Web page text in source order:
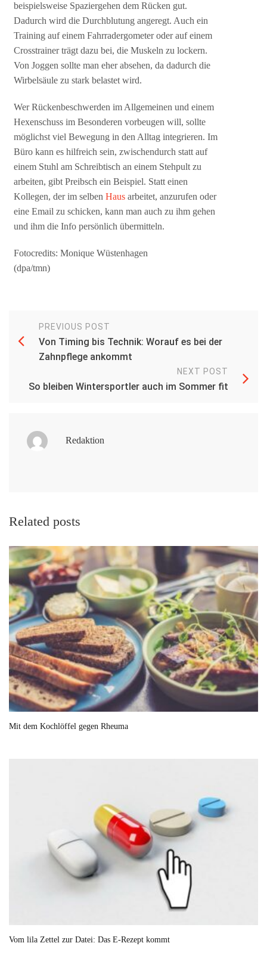
beispielsweise Spaziergehen dem Rücken gut.
Dadurch wird die Durchblutung angeregt. Auch ein
Training auf einem Fahrradergometer oder auf einem
Crosstrainer trägt dazu bei, die Muskeln zu lockern.
Von Joggen sollte man eher absehen, da dadurch die
Wirbelsäule zu stark belastet wird.
Wer Rückenbeschwerden im Allgemeinen und einem
Hexenschuss im Besonderen vorbeugen will, sollte
möglichst viel Bewegung in den Alltag integrieren. Im
Büro kann es hilfreich sein, zwischendurch statt auf
einem Stuhl am Schreibtisch an einem Stehpult zu
arbeiten, gibt Preibsch ein Beispiel. Statt einen
Kollegen, der im selbenHaus arbeitet, anzurufen oder
eine Email zu schicken, kann man auch zu ihm gehen
und ihm die Info persönlich übermitteln.
Fotocredits: Monique Wüstenhagen
(dpa/tmn)
PREVIOUS POST
Von Timing bis Technik: Worauf es bei der
Zahnpflege ankommt
NEXT POST
So bleiben Wintersportler auch im Sommer fit
Redaktion
Related posts
Mit dem Kochlöffel gegen Rheuma
Vom lila Zettel zur Datei: Das E-Rezept kommt